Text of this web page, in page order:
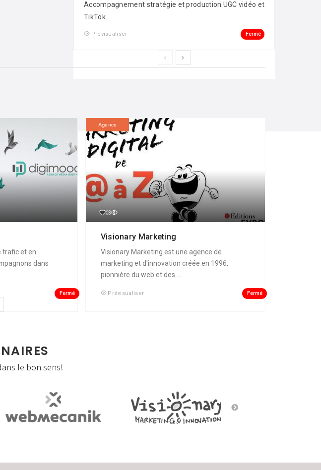
Accompagnement stratégie et production UGC vidéo et
TikTok
Prévisualiser Fermé
trafic et en
dans
Fermé
Agence
Visionary Marketing
Visionary Marketing est une agence de
marketing et d'innovation créée en 1996,
pionnière du web et des ...
Prévisualiser Fermé
le bon sens!